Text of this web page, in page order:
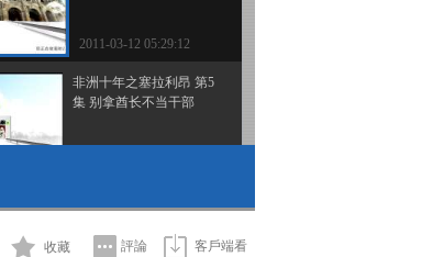
2011-03-12 05:29:12
非洲十年之塞拉利昂 第5
集 别拿酋长不当干部
收藏 評論 客戶端看